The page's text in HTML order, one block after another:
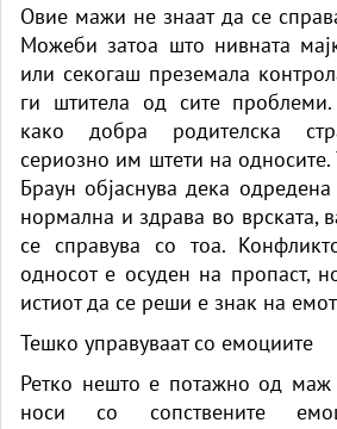
Овие мажи не знаат да се
Можеби затоа што нивната
или секогаш преземала
ги штитела од сите
како добра родителска
сериозно им штети на односите.
Браун објаснува дека
нормална и здрава во врската,
се справува со тоа.
односот е осуден на пропаст,
истиот да се реши е знак на
Тешко управуваат со емоциите
Ретко нешто е потажно од маж
носи со сопствените